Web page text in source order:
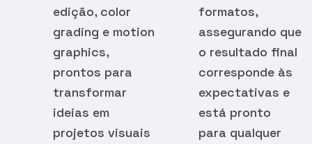
edição, color
grading e motion
graphics,
prontos para
transformar
ideias em
projetos visuais
formatos,
assegurando que
o resultado final
corresponde às
expectativas e
está pronto
para qualquer